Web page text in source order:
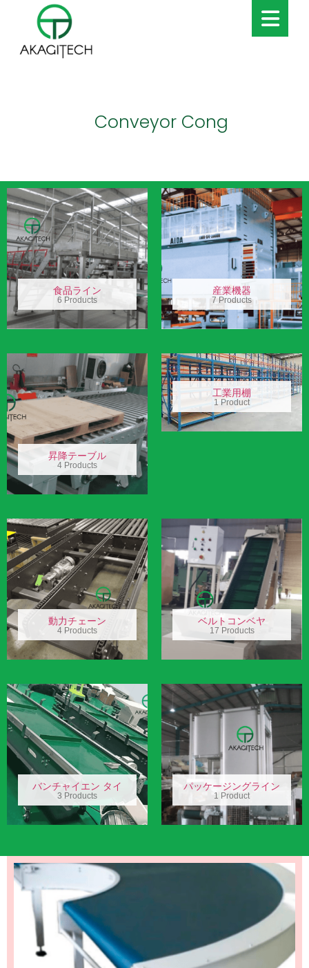
Conveyor Cong
食品ライン
6 Products
産業機器
7 Products
昇降テーブル
4 Products
工業用棚
1 Product
動力チェーン
4 Products
ベルトコンベヤ
17 Products
バンチャイエン タイ
3 Products
パッケージングライン
1 Product